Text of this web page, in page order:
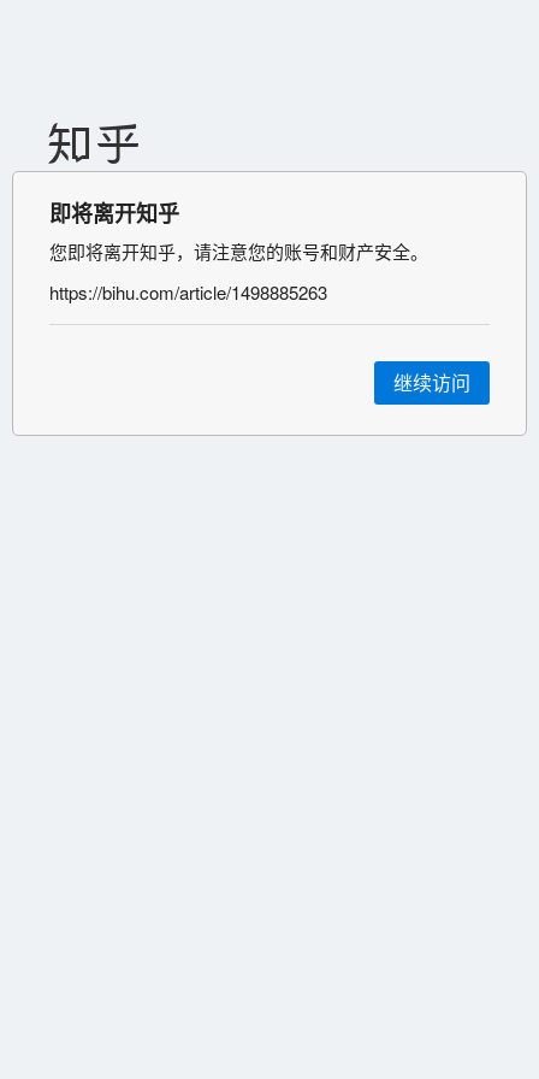
即将离开知乎
您即将离开知乎，请注意您的账号和财产安全。
https://bihu.com/article/1498885263
继续访问